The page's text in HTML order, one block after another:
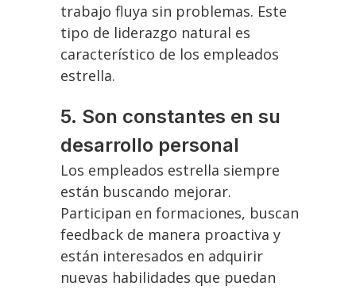
trabajo fluya sin problemas. Este
tipo de liderazgo natural es
característico de los empleados
estrella.
5. Son constantes en su
desarrollo personal
Los empleados estrella siempre
están buscando mejorar.
Participan en formaciones, buscan
feedback de manera proactiva y
están interesados en adquirir
nuevas habilidades que puedan